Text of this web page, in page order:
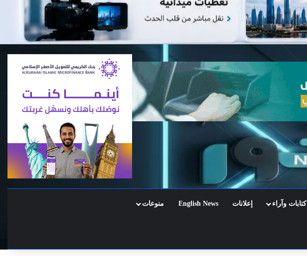
كتابات وآراء إعلانات English News منوعات